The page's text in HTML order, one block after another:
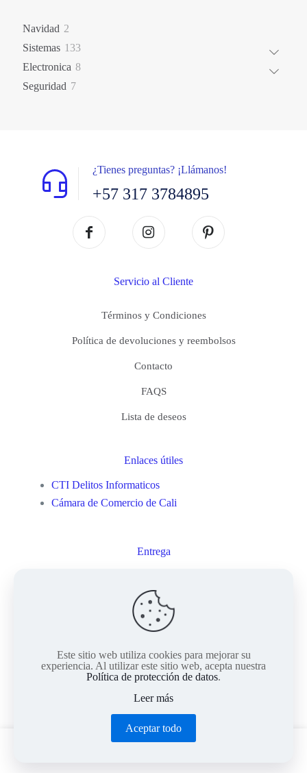
Navidad 2
Sistemas 133133
Electronica 88
Seguridad 77
¿Tienes preguntas? ¡Llámanos!
+57 317 3784895
Servicio al Cliente
Términos y Condiciones
Política de devoluciones y reembolsos
Contacto
FAQS
Lista de deseos
Enlaces útiles
CTI Delitos Informaticos
Cámara de Comercio de Cali
Entrega
© 2023Computienda Electrónica. Todos los Derechos
Reservados. || Implementado porAndrés Escobar
Este sitio web utiliza cookies para mejorar su
experiencia. Al utilizar este sitio web, acepta nuestra
Política de protección de datos.
Leer más
Aceptar todo